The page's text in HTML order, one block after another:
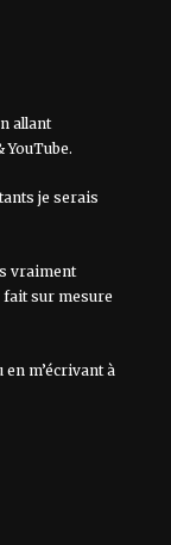
allant
YouTube.
je serais
vraiment
sur mesure
m’écrivant à